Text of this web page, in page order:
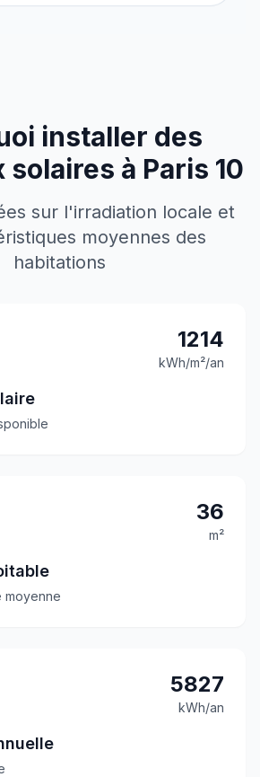
installer des
solaires à Paris 10
sur l'irradiation locale et
moyennes des
habitations
1214
kWh/m²/an
36
m²
moyenne
5827
kWh/an